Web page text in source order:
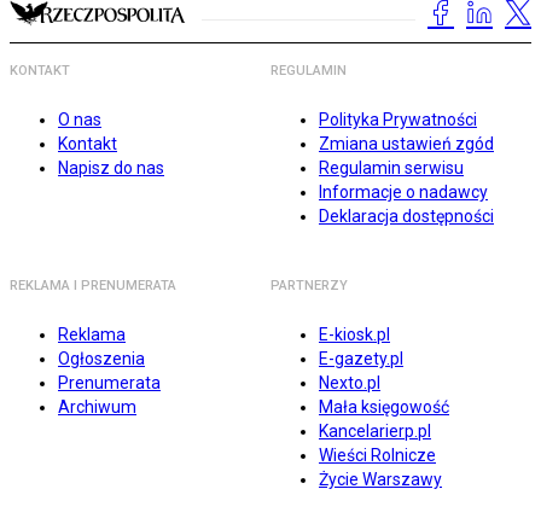
KONTAKT
O nas
Kontakt
Napisz do nas
REGULAMIN
Polityka Prywatności
Zmiana ustawień zgód
Regulamin serwisu
Informacje o nadawcy
Deklaracja dostępności
REKLAMA I PRENUMERATA
Reklama
Ogłoszenia
Prenumerata
Archiwum
PARTNERZY
E-kiosk.pl
E-gazety.pl
Nexto.pl
Mała księgowość
Kancelarierp.pl
Wieści Rolnicze
Życie Warszawy